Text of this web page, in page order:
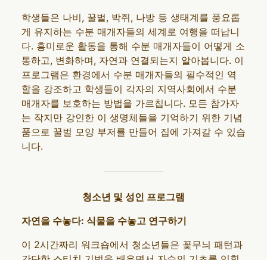
학생들은 나비, 꿀벌, 박쥐, 나방 등 생태계를 풍요롭
게 유지하는 수분 매개자들의 세계로 여행을 떠납니
다. 흥미로운 활동을 통해 수분 매개자들이 어떻게 소
통하고, 변화하며, 자연과 연결되는지 알아봅니다. 이
프로그램은 환경에서 수분 매개자들의 필수적인 역
할을 강조하고 학생들이 각자의 지역사회에서 수분
매개자를 보호하는 방법을 가르칩니다. 모든 참가자
는 작지만 강인한 이 생명체들을 기억하기 위한 기념
품으로 꿀벌 모양 부저를 만들어 집에 가져갈 수 있습
니다.
청소년 및 성인 프로그램
자연을 수놓다: 식물을 수놓고 연구하기
이 2시간짜리 워크숍에서 청소년들은 꽃무늬 패턴과